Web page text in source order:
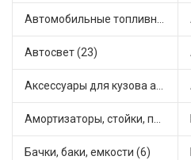
Автомобильные топливные насосы (33)
Автосвет (23)
Аксессуары для кузова автомобиля (3)
Амортизаторы, стойки, подушки стоек (49)
Бачки, баки, емкости (6)